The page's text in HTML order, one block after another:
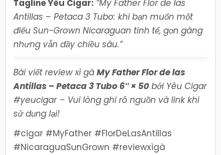
Tagline Yêu Cigar: “My Father Flor de las
Antillas – Petaca 3 Tubo: khi bạn muốn một
điếu Sun-Grown Nicaraguan tinh tế, gọn gàng
nhưng vẫn đầy chiều sâu.”
Bài viết review xì gàMy Father Flor de las
Antillas – Petaca 3 Tubo 6″ × 50 bởi Yêu Cigar
#yeucigar – Vui lòng ghi rõ nguồn và link khi
sử dụng lại!
#cigar #MyFather #FlorDeLasAntillas
#NicaraguaSunGrown #reviewxìgà